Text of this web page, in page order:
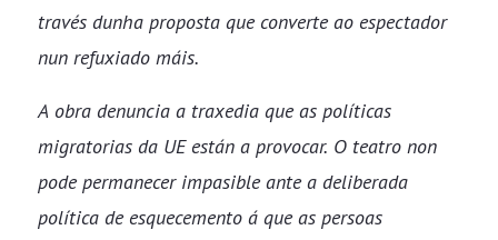
través dunha proposta que converte ao espectador
nun refuxiado máis.
A obra denuncia a traxedia que as políticas
migratorias da UE están a provocar. O teatro non
pode permanecer impasible ante a deliberada
política de esquecemento á que as persoas